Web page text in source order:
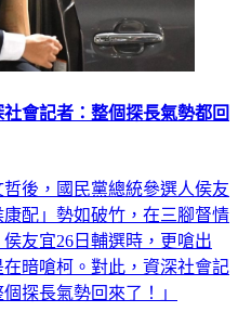
會記者：整個探長氣勢都回
後，國民黨總統參選人侯友
配」勢如破竹，在三腳督情
友宜26日輔選時，更嗆出
在暗嗆柯。對此，資深社會記
探長氣勢回來了！」